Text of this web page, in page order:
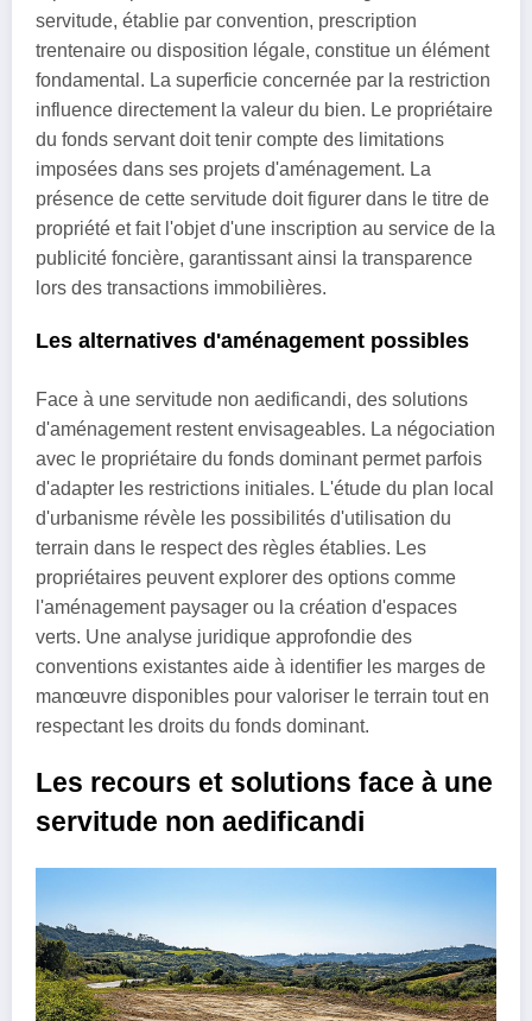
servitude, établie par convention, prescription
trentenaire ou disposition légale, constitue un élément
fondamental. La superficie concernée par la restriction
influence directement la valeur du bien. Le propriétaire
du fonds servant doit tenir compte des limitations
imposées dans ses projets d'aménagement. La
présence de cette servitude doit figurer dans le titre de
propriété et fait l'objet d'une inscription au service de la
publicité foncière, garantissant ainsi la transparence
lors des transactions immobilières.
Les alternatives d'aménagement possibles
Face à une servitude non aedificandi, des solutions
d'aménagement restent envisageables. La négociation
avec le propriétaire du fonds dominant permet parfois
d'adapter les restrictions initiales. L'étude du plan local
d'urbanisme révèle les possibilités d'utilisation du
terrain dans le respect des règles établies. Les
propriétaires peuvent explorer des options comme
l'aménagement paysager ou la création d'espaces
verts. Une analyse juridique approfondie des
conventions existantes aide à identifier les marges de
manœuvre disponibles pour valoriser le terrain tout en
respectant les droits du fonds dominant.
Les recours et solutions face à une
servitude non aedificandi